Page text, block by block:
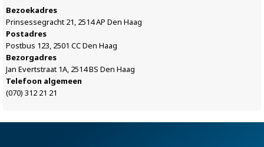
Bezoekadres
Prinsessegracht 21, 2514 AP Den Haag
Postadres
Postbus 123, 2501 CC Den Haag
Bezorgadres
Jan Evertstraat 1A, 2514 BS Den Haag
Telefoon algemeen
(070) 312 21 21